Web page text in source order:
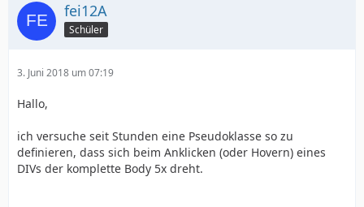
fei12A
Schüler
3. Juni 2018 um 07:19
Hallo,
ich versuche seit Stunden eine Pseudoklasse so zu
definieren, dass sich beim Anklicken (oder Hovern) eines
DIVs der komplette Body 5x dreht.